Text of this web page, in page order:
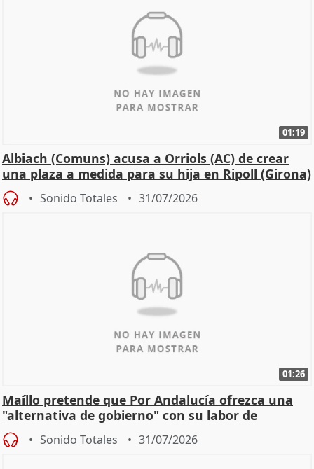
01:19
Albiach (Comuns) acusa a Orriols (AC) de crear
una plaza a medida para su hija en Ripoll (Girona)
Sonido Totales 31/07/2026
01:26
Maíllo pretende que Por Andalucía ofrezca una
"alternativa de gobierno" con su labor de
oposición
Sonido Totales 31/07/2026